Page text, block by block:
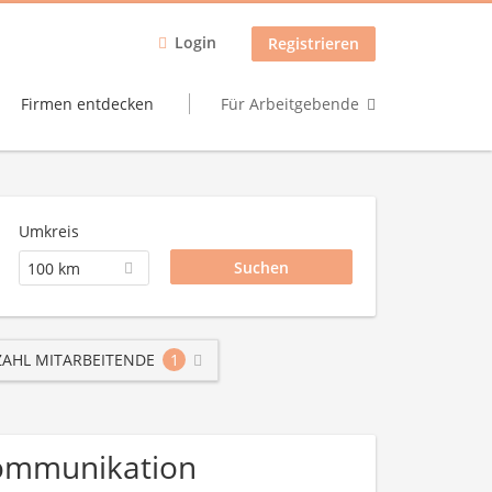
Login Registrieren
Firmen entdecken Für Arbeitgebende
Umkreis
100 km
MITARBEITENDE 1